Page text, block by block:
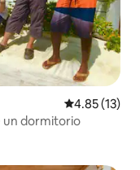
Calificación
4.85 (13)
un dormitorio